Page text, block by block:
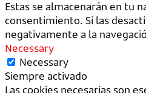
Estas se almacenarán en tu
consentimiento. Si las
negativamente a la
Necessary
Necessary
Siempre activado
Las cookies necesarias son